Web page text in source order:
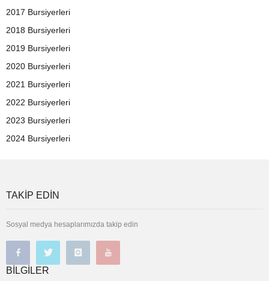
2017 Bursiyerleri
2018 Bursiyerleri
2019 Bursiyerleri
2020 Bursiyerleri
2021 Bursiyerleri
2022 Bursiyerleri
2023 Bursiyerleri
2024 Bursiyerleri
TAKIP EDIN
Sosyal medya hesaplarımızda takip edin
BILGILER